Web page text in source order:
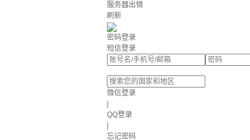
服务器出错
刷新
密码登录
短信登录
微信登录
QQ登录
忘记密码